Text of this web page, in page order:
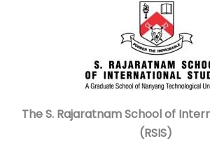
The S. Rajaratnam School of
(RSIS)